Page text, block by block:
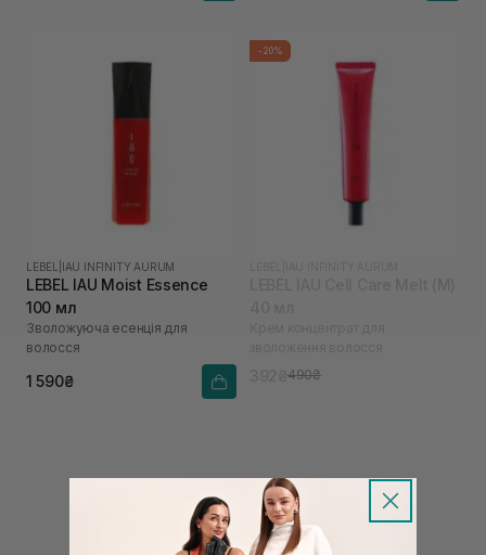
LEBEL IAU INFINITY AURUM
LEBEL IAU Moist Essence
100 мл
Зволожуюча есенція для
волосся
1 590₴
-20%
490₴
2 →